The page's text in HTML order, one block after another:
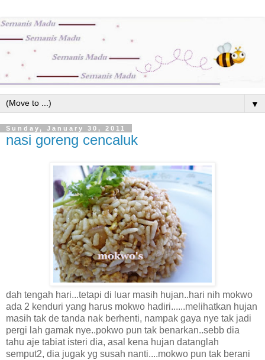
▼
Sunday, January 30, 2011
nasi goreng cencaluk
dah tengah hari...tetapi di luar masih hujan..hari nih mokwo
ada 2 kenduri yang harus mokwo hadiri......melihatkan hujan
masih tak de tanda nak berhenti, nampak gaya nye tak jadi
pergi lah gamak nye..pokwo pun tak benarkan..sebb dia
tahu aje tabiat isteri dia, asal kena hujan datanglah
semput2, dia jugak yg susah nanti....mokwo pun tak berani